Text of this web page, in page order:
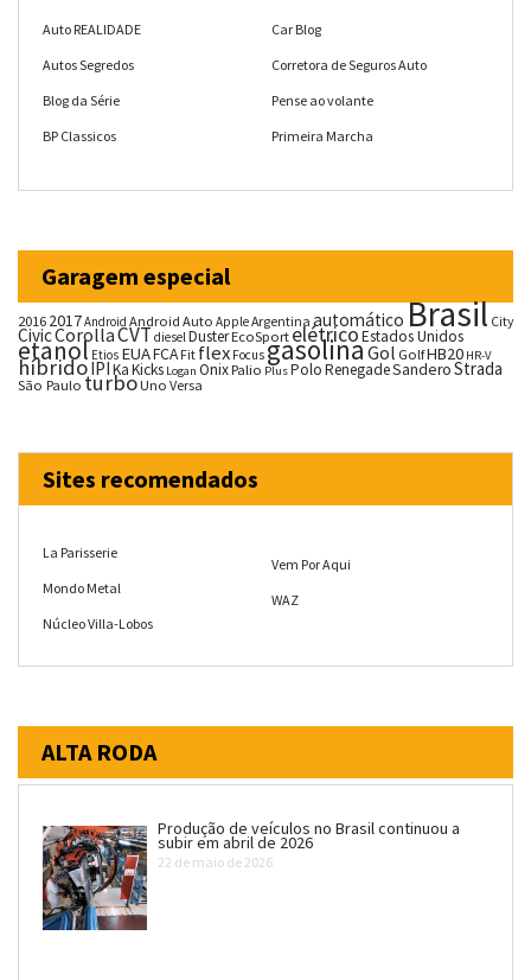
Auto REALIDADE
Autos Segredos
Blog da Série
BP Classicos
Car Blog
Corretora de Seguros Auto
Pense ao volante
Primeira Marcha
Garagem especial
20162017Android Android Auto AppleArgentina automáticoBrasil City
CivicCorollaCVTdieselDusterEcoSportelétricoEstados Unidos
etanol Etios EUAFCA Fit flex FocusgasolinaGol GolfHB20 HR-V
híbridoIPIKaKicks Logan OnixPalio PlusPoloRenegadeSanderoStrada
São Paulo turboUno Versa
Sites recomendados
La Parisserie
Mondo Metal
Núcleo Villa-Lobos
Vem Por Aqui
WAZ
ALTA RODA
Produção de veículos no Brasil continuou a
subir em abril de 2026
22 de maio de 2026